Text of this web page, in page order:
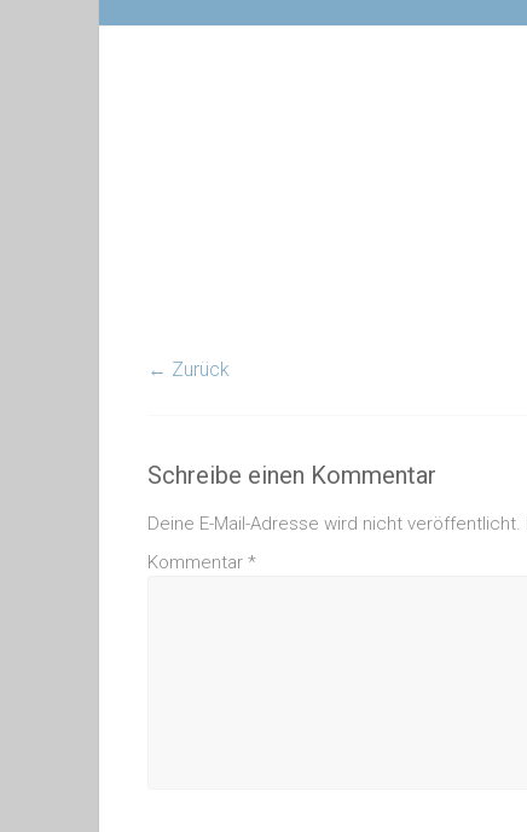
← Zurück
Schreibe einen Kommentar
Deine E-Mail-Adresse wird nicht veröffentlicht.
Kommentar *